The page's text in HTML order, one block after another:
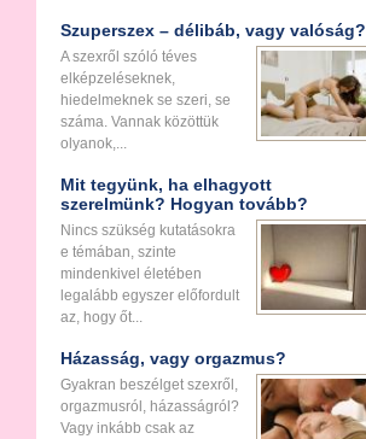
Szuperszex – délibáb, vagy valóság?
A szexről szóló téves
elképzeléseknek,
hiedelmeknek se szeri, se
száma. Vannak közöttük
olyanok,...
Mit tegyünk, ha elhagyott
szerelmünk? Hogyan tovább?
Nincs szükség kutatásokra
e témában, szinte
mindenkivel életében
legalább egyszer előfordult
az, hogy őt...
Házasság, vagy orgazmus?
Gyakran beszélget szexről,
orgazmusról, házasságról?
Vagy inkább csak az